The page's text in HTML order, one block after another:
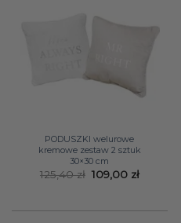
PODUSZKI welurowe
kremowe zestaw 2 sztuk
30×30 cm
125,40zł Pierwotna
cena
109,00 złAktualna